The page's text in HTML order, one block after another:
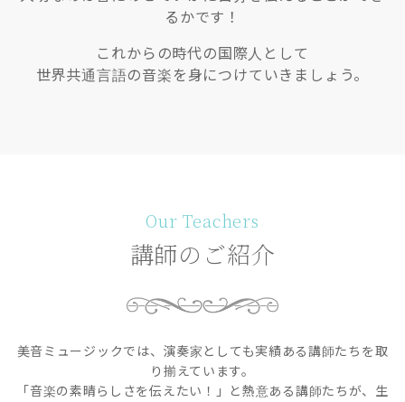
るかです！
これからの時代の国際人として
世界共通言語の音楽を身につけていきましょう。
Our Teachers
講師のご紹介
美音ミュージックでは、演奏家としても実績ある講師たちを取
り揃えています。
「音楽の素晴らしさを伝えたい！」と熱意ある講師たちが、生